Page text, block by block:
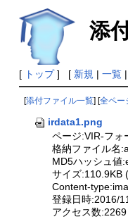
添
[ トップ] [ 新規 | 一覧|
[添付ファイル一覧] [全ペー
irdata1.png
ページ:VIR-フォ
格納ファイル名
MD5ハッシュ値
サイズ:110.9KB
Content-
登録日時:2016/
アクセス数:2269